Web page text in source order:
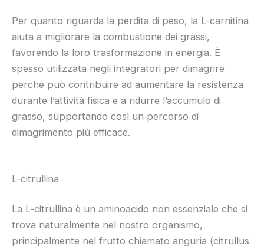
Per quanto riguarda la perdita di peso, la L-carnitina
aiuta a migliorare la combustione dei grassi,
favorendo la loro trasformazione in energia. È
spesso utilizzata negli integratori per dimagrire
perché può contribuire ad aumentare la resistenza
durante l’attività fisica e a ridurre l’accumulo di
grasso, supportando così un percorso di
dimagrimento più efficace.
L-citrullina
La L-citrullina è un aminoacido non essenziale che si
trova naturalmente nel nostro organismo,
principalmente nel frutto chiamato anguria (citrullus